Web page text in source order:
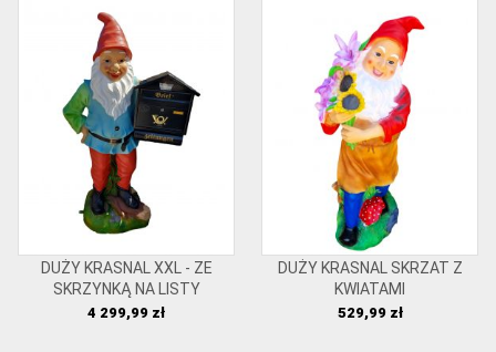
DUŻY KRASNAL XXL - ZE
SKRZYNKĄ NA LISTY
Cena
4 299,99 zł
DUŻY KRASNAL SKRZAT Z
KWIATAMI
Cena
529,99 zł